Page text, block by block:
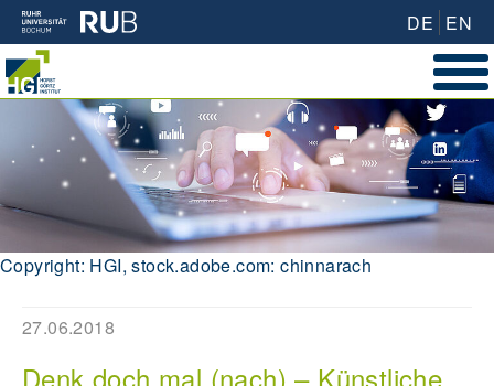
DE EN
Copyright: HGI, stock.adobe.com: chinnarach
27.06.2018
Denk doch mal (nach) – Künstliche